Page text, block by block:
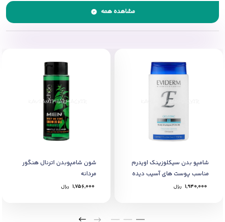
مشاهده همه
شامپو بدن سیکلوزینک اویدرم
مناسب پوست های آسیب دیده
200 میل
1,940,000 ﷼
شون شامپوبدن اترنال هنگور
مردانه
1,756,000 ﷼